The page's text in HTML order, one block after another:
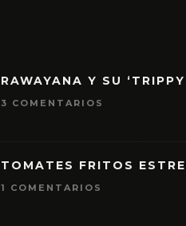
RAWAYANA Y SU
3 COMENTARIOS
TOMATES FRITOS
1 COMENTARIOS